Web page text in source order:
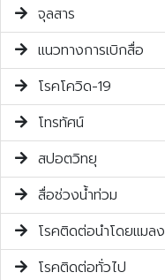
จุลสาร
แนวทางการเบิกสื่อ
โรคโควิด-19
โทรทัศน์
สปอตวิทยุ
สื่อช่วงน้ำท่วม
โรคติดต่อนำโดยแมลง
โรคติดต่อทั่วไป